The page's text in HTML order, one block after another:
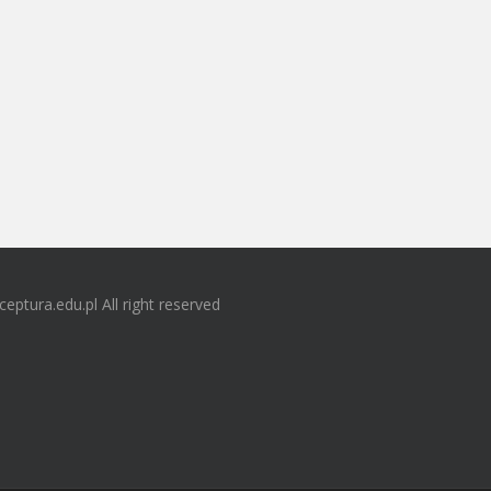
All right reserved